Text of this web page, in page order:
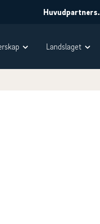
Huvudpartners.
Landslaget